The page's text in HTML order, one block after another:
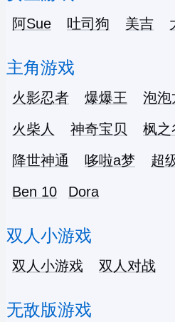
阿Sue 吐司狗 美吉
主角游戏
火影忍者 爆爆王 泡泡
火柴人
神奇宝贝 枫之
降世神通
哆啦a梦 超
Ben 10
Dora
双人小游戏
双人小游戏 双人对战
无敌版游戏